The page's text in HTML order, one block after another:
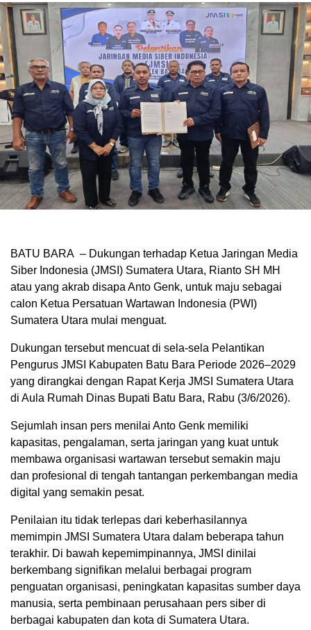
BATU BARA – Dukungan terhadap Ketua Jaringan Media
Siber Indonesia (JMSI) Sumatera Utara, Rianto SH MH
atau yang akrab disapa Anto Genk, untuk maju sebagai
calon Ketua Persatuan Wartawan Indonesia (PWI)
Sumatera Utara mulai menguat.
Dukungan tersebut mencuat di sela-sela Pelantikan
Pengurus JMSI Kabupaten Batu Bara Periode 2026–2029
yang dirangkai dengan Rapat Kerja JMSI Sumatera Utara
di Aula Rumah Dinas Bupati Batu Bara, Rabu (3/6/2026).
Sejumlah insan pers menilai Anto Genk memiliki
kapasitas, pengalaman, serta jaringan yang kuat untuk
membawa organisasi wartawan tersebut semakin maju
dan profesional di tengah tantangan perkembangan media
digital yang semakin pesat.
Penilaian itu tidak terlepas dari keberhasilannya
memimpin JMSI Sumatera Utara dalam beberapa tahun
terakhir. Di bawah kepemimpinannya, JMSI dinilai
berkembang signifikan melalui berbagai program
penguatan organisasi, peningkatan kapasitas sumber daya
manusia, serta pembinaan perusahaan pers siber di
berbagai kabupaten dan kota di Sumatera Utara.